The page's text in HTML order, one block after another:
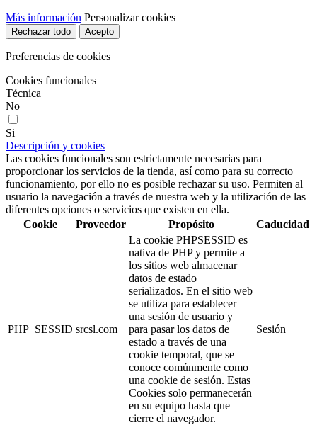
Más información Personalizar cookies
Rechazar todo Acepto
Preferencias de cookies
Cookies funcionales
Técnica
No
Si
Descripción y cookies
Las cookies funcionales son estrictamente necesarias para
proporcionar los servicios de la tienda, así como para su correcto
funcionamiento, por ello no es posible rechazar su uso. Permiten al
usuario la navegación a través de nuestra web y la utilización de las
diferentes opciones o servicios que existen en ella.
Cookie
Proveedor Propósito Caducidad
PHP_SESSID srcsl.com
La cookie PHPSESSID es
nativa de PHP y permite a
los sitios web almacenar
datos de estado
serializados. En el sitio web
se utiliza para establecer
una sesión de usuario y
para pasar los datos de
estado a través de una
cookie temporal, que se
conoce comúnmente como
una cookie de sesión. Estas
Cookies solo permanecerán
en su equipo hasta que
cierre el navegador.
Sesión